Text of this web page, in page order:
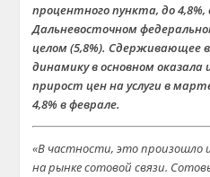
процентного пункта, до
Дальневосточном
целом (5,8%). Сдерживающее
динамику в основном оказала
прирост цен на услуги в
4,8% в феврале.
«В частности, это произошло
на рынке сотовой связи.